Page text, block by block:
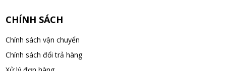
08/08/2026
Thạch Quốc Lâm đã mua sản phẩm Sữa Meiji số 0 Hohoemi
Milk (0-1 tuổi), hàng nội địa Nhật (hộp thiếc 800g)
08/08/2026
CHÍNH SÁCH
Chính sách vận chuyển
Chính sách đổi trả hàng